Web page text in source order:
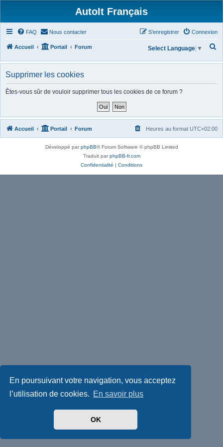
En poursuivant votre navigation, vous acceptez
l’utilisation de cookies. En savoir plus
OK
AutoIt Français
FAQ Nous contacter Connexion
S’enregistrer
Accueil Portail Forum
h
c
h
Select Language ▼
Supprimer les cookies
Êtes-vous sûr de vouloir supprimer tous les cookies de ce forum ?
Accueil Portail Forum Heures au format UTC+02:00
Développé parphpBB® Forum Software © phpBB Limited
Traduit parphpBB-fr.com
Confidentialité | Conditions